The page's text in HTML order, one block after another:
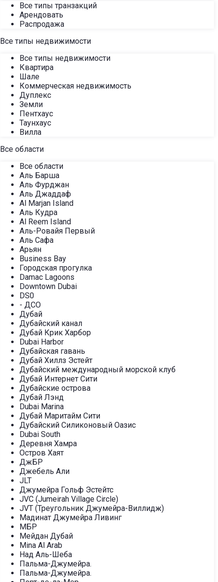
Все типы транзакций
Арендовать
Распродажа
Все типы недвижимости
Все типы недвижимости
Квартира
Шале
Коммерческая недвижимость
Дуплекс
Земли
Пентхаус
Таунхаус
Вилла
Все области
Все области
Аль Барша
Аль Фурджан
Аль Джаддаф
Al Marjan Island
Аль Кудра
Al Reem Island
Аль-Ровайя Первый
Аль Сафа
Арьян
Business Bay
Городская прогулка
Damac Lagoons
Downtown Dubai
DS0
- ДСО
Дубай
Дубайский канал
Дубай Крик Харбор
Dubai Harbor
Дубайская гавань
Дубай Хиллз Эстейт
Дубайский международный морской клуб
Дубай Интернет Сити
Дубайские острова
Дубай Лэнд
Dubai Marina
Дубай Маритайм Сити
Дубайский Силиконовый Оазис
Dubai South
Деревня Хамра
Остров Хаят
ДжБР
Джебель Али
JLT
Джумейра Гольф Эстейтс
JVC (Jumeirah Village Circle)
JVT (Треугольник Джумейра-Виллидж)
Мадинат Джумейра Ливинг
МБР
Мейдан Дубай
Mina Al Arab
Над Аль-Шеба
Пальма-Джумейра.
Пальма-Джумейра.